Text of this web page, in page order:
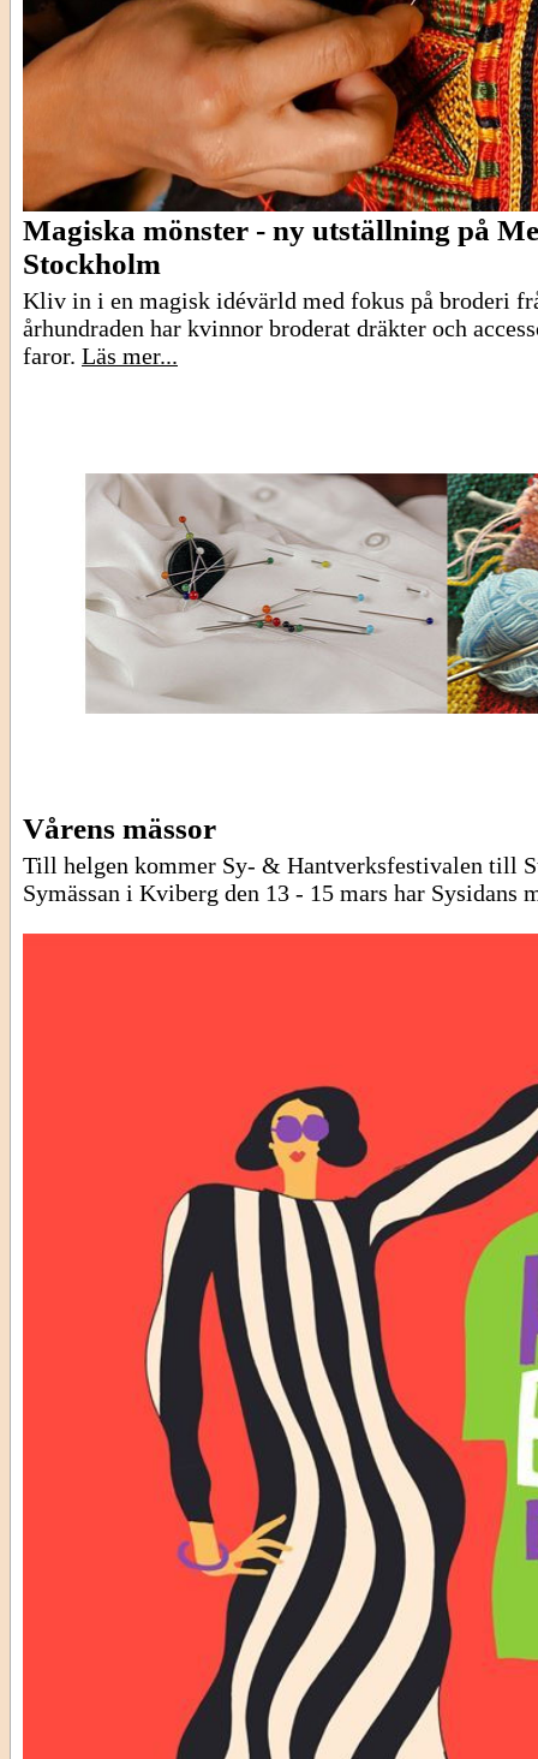
Magiska mönster - ny utställning på
Stockholm
Kliv in i en magisk idévärld med fokus på broderi
århundraden har kvinnor broderat dräkter och
faror. Läs mer...
Vårens mässor
Till helgen kommer Sy- & Hantverksfestivalen till
Symässan i Kviberg den 13 - 15 mars har